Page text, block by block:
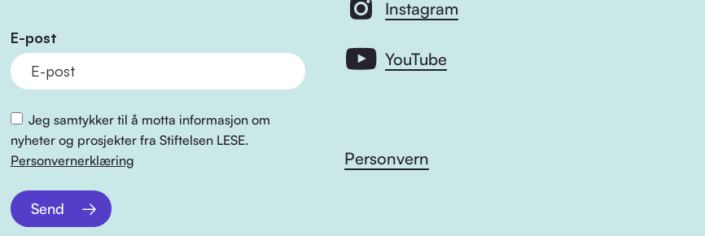
E-post
Jeg samtykker til å motta informasjon om
nyheter og prosjekter fra Stiftelsen LESE.
Personvernerklæring
Send
Instagram
YouTube
Personvern